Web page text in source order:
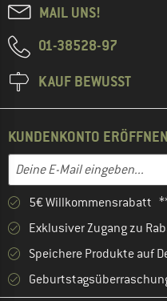
MAIL UNS!
01-38528-97
KAUF BEWUSST
KUNDENKONTO ERÖFFNEN
Deine E-Mail eingeben...
Gib hier deine E-Mail-
5€ Willkommensrabatt
Exklusiver Zugang zu
Speichere Produkte auf